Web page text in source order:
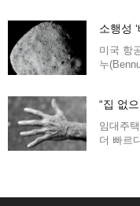
소행성
미국 항
누
“집 없
임대주
더 빠르